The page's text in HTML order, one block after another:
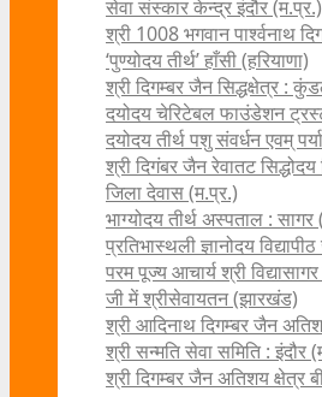
सेवा संस्कार केन्द्र इंदौर (म.प्र.)
श्री 1008 भगवान पार्श्वनाथ
‘पुण्योदय तीर्थ’ हाँसी (हरियाणा)
श्री दिगम्बर जैन सिद्धक्षेत्र :
दयोदय चेरिटेबल फाउंडेशन
दयोदय तीर्थ पशु संवर्धन एवम्‌
श्री दिगंबर जैन रेवातट
जिला देवास (म.प्र.)
भाग्योदय तीर्थ अस्पताल : सागर
प्रतिभास्थली ज्ञानोदय
परम पूज्य आचार्य श्री
जी में श्रीसेवायतन (झारखंड)
श्री आदिनाथ दिगम्बर जैन
श्री सन्मति सेवा समिति : इंदौर
श्री दिगम्बर जैन अतिशय क्षेत्र